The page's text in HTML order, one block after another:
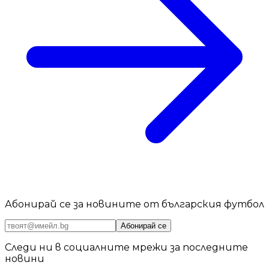
Абонирай се за новините от българския футбол
Абонирай се
Следи ни в социалните мрежи за последните
новини